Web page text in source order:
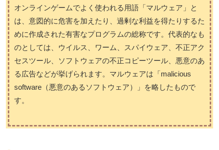
オンラインゲームでよく使われる用語「マルウェア」と
は、意図的に危害を加えたり、過剰な利益を得たりするた
めに作成された有害なプログラムの総称です。代表的なも
のとしては、ウイルス、ワーム、スパイウェア、不正アク
セスツール、ソフトウェアの不正コピーツール、悪意のあ
る広告などが挙げられます。マルウェアは「malicious
software（悪意のあるソフトウェア）」を略したもので
す。